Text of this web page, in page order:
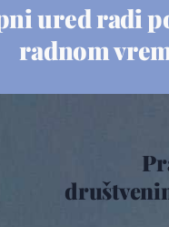
ured radi
radnom